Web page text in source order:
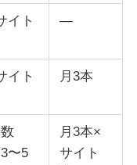
イト —
イト 月3本
3〜5
月3本×
サイト